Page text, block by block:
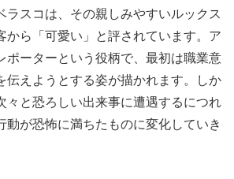
ラスコは、その親しみやすいルックス
から「可愛い」と評されています。ア
ポーターという役柄で、最初は職業意
伝えようとする姿が描かれます。しか
々と恐ろしい出来事に遭遇するにつれ
動が恐怖に満ちたものに変化していき